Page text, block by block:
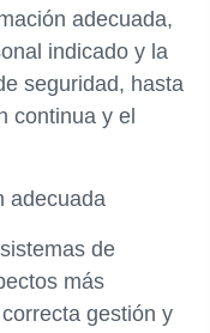
adecuada,
indicado y la
seguridad, hasta
continua y el
adecuada
de
más
gestión y